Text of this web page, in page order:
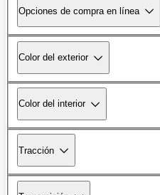
Opciones de compra en línea
Color del exterior
Color del interior
Tracción